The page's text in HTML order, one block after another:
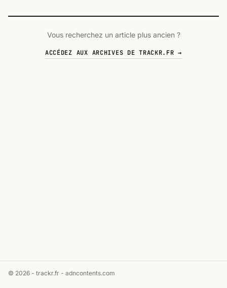
Vous recherchez un article plus ancien ?
ACCÉDEZ AUX ARCHIVES DE TRACKR.FR →
© 2026 - trackr.fr - adncontents.com